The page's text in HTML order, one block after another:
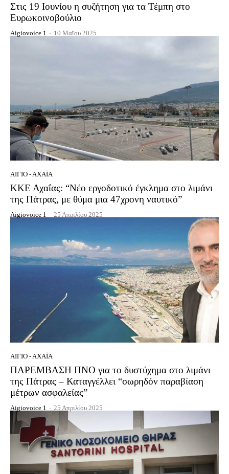
Στις 19 Ιουνίου η συζήτηση για τα Τέμπη στο
Ευρωκοινοβούλιο
Aigiovoice 1 - 10 Μαΐου 2025
ΑΊΓΙΟ - ΑΧΑΪ́Α
ΚΚΕ Αχαΐας: “Nέο εργοδοτικό έγκλημα στο λιμάνι
της Πάτρας, με θύμα μια 47χρονη ναυτικό”
Aigiovoice 1 - 25 Απριλίου 2025
ΑΊΓΙΟ - ΑΧΑΪ́Α
ΠΑΡΕΜΒΑΣΗ ΠΝΟ για το δυστύχημα στο λιμάνι
της Πάτρας – Καταγγέλλει “σωρηδόν παραβίαση
μέτρων ασφαλείας”
Aigiovoice 1 - 25 Απριλίου 2025